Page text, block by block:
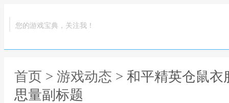
您的游戏宝典，关注我！
首页 > 游戏动态 > 和平精英仓鼠
思量副标题